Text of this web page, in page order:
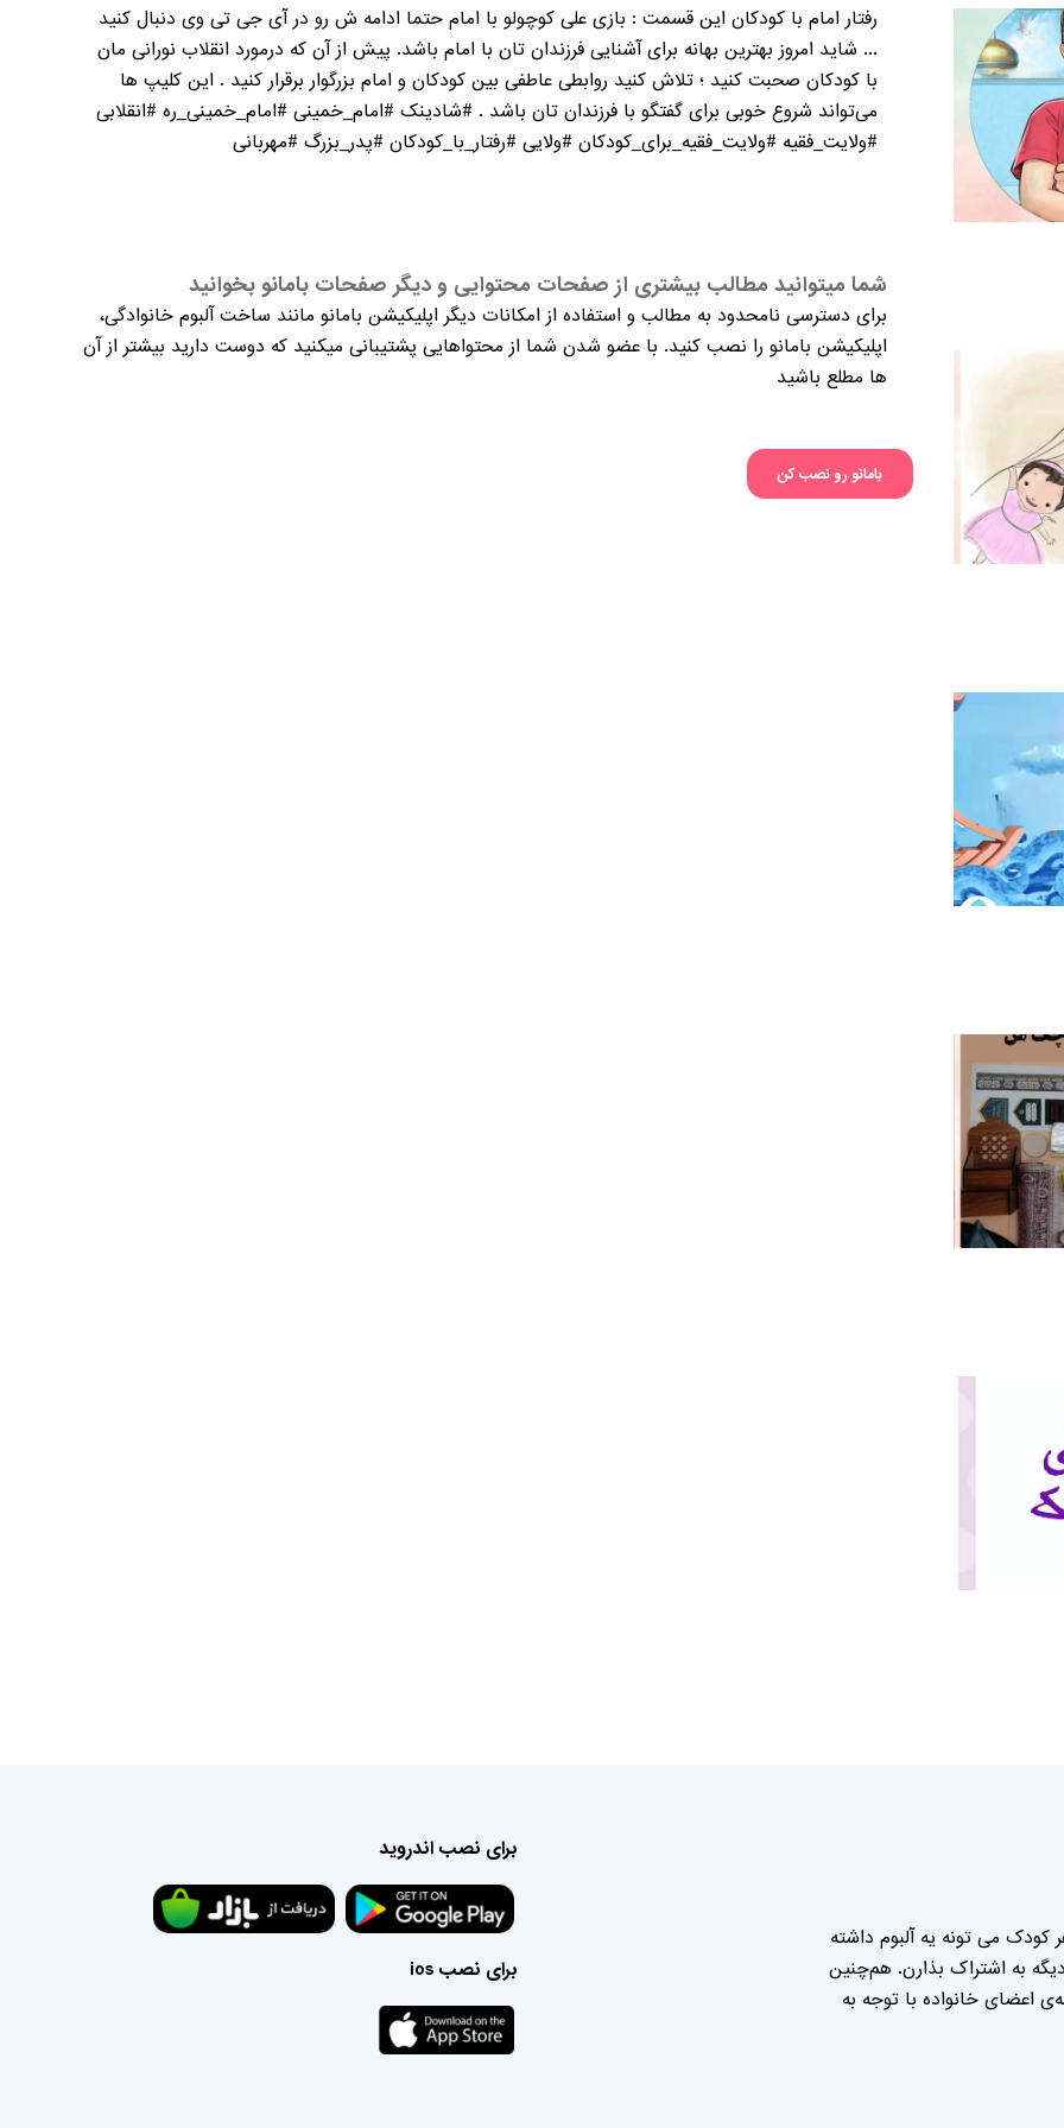
رفتار امام با کودکان این قسمت : بازی علی کوچولو با امام حتما ادامه ش رو در آی جی تی وی دنبال کنید
... شاید امروز بهترین بهانه برای آشنایی فرزندان تان با امام باشد. پیش از آن که درمورد انقلاب نورانی مان
با کودکان صحبت کنید ؛ تلاش کنید روابطی عاطفی بین کودکان و امام بزرگوار برقرار کنید . این کلیپ ها
می‌تواند شروع خوبی برای گفتگو با فرزندان تان باشد . #شادینک #امام_خمینی #امام_خمینی_ره #انقلابی
#ولایت_فقیه #ولایت_فقیه_برای_کودکان #ولایی #رفتار_با_کودکان #پدر_بزرگ #مهربانی
شما میتوانید مطالب بیشتری از صفحات محتوایی و دیگر صفحات بامانو بخوانید
برای دسترسی نامحدود به مطالب و استفاده از امکانات دیگر اپلیکیشن بامانو مانند ساخت آلبوم خانوادگی،
اپلیکیشن بامانو را نصب کنید. با عضو شدن شما از محتواهایی پشتیبانی میکنید که دوست دارید بیشتر از آن
ها مطلع باشید
بامانو رو نصب کن
می تونه یه آلبوم داشته
به اشتراک بذارن. هم‌چنین
اعضای خانواده با توجه به
برای نصب اندروید
برای نصب ios